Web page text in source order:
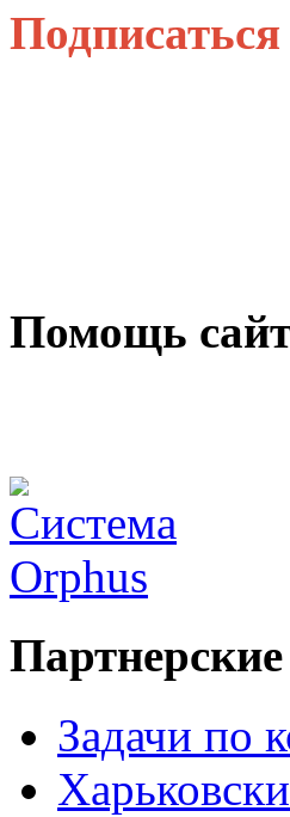
Помощь
Задачи по